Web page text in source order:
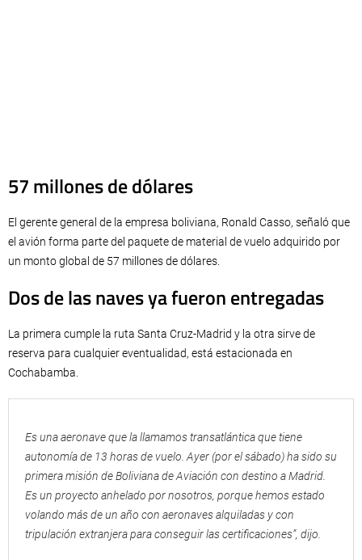
57 millones de dólares
El gerente general de la empresa boliviana, Ronald Casso, señaló que
el avión forma parte del paquete de material de vuelo adquirido por
un monto global de 57 millones de dólares.
Dos de las naves ya fueron entregadas
La primera cumple la ruta Santa Cruz-Madrid y la otra sirve de
reserva para cualquier eventualidad, está estacionada en
Cochabamba.
Es una aeronave que la llamamos transatlántica que tiene
autonomía de 13 horas de vuelo. Ayer (por el sábado) ha sido su
primera misión de Boliviana de Aviación con destino a Madrid.
Es un proyecto anhelado por nosotros, porque hemos estado
volando más de un año con aeronaves alquiladas y con
tripulación extranjera para conseguir las certificaciones”, dijo.